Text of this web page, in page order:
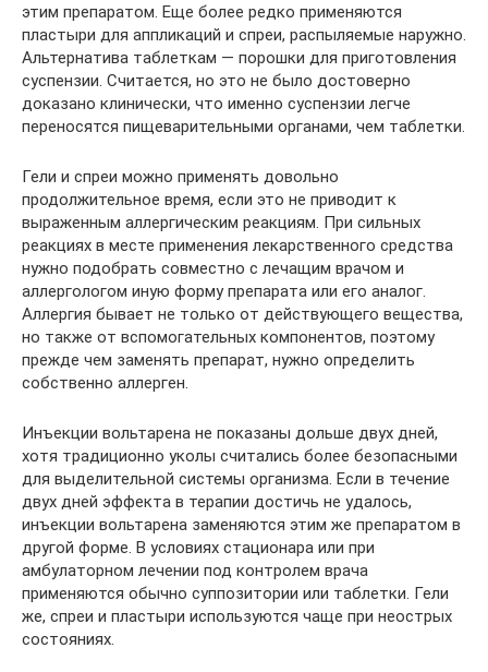
этим препаратом. Еще более редко применяются
пластыри для аппликаций и спреи, распыляемые наружно.
Альтернатива таблеткам — порошки для приготовления
суспензии. Считается, но это не было достоверно
доказано клинически, что именно суспензии легче
переносятся пищеварительными органами, чем таблетки.
Гели и спреи можно применять довольно
продолжительное время, если это не приводит к
выраженным аллергическим реакциям. При сильных
реакциях в месте применения лекарственного средства
нужно подобрать совместно с лечащим врачом и
аллергологом иную форму препарата или его аналог.
Аллергия бывает не только от действующего вещества,
но также от вспомогательных компонентов, поэтому
прежде чем заменять препарат, нужно определить
собственно аллерген.
Инъекции вольтарена не показаны дольше двух дней,
хотя традиционно уколы считались более безопасными
для выделительной системы организма. Если в течение
двух дней эффекта в терапии достичь не удалось,
инъекции вольтарена заменяются этим же препаратом в
другой форме. В условиях стационара или при
амбулаторном лечении под контролем врача
применяются обычно суппозитории или таблетки. Гели
же, спреи и пластыри используются чаще при неострых
состояниях.